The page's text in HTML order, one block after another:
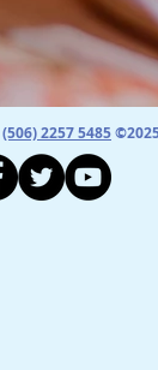
(506) 2257 5485